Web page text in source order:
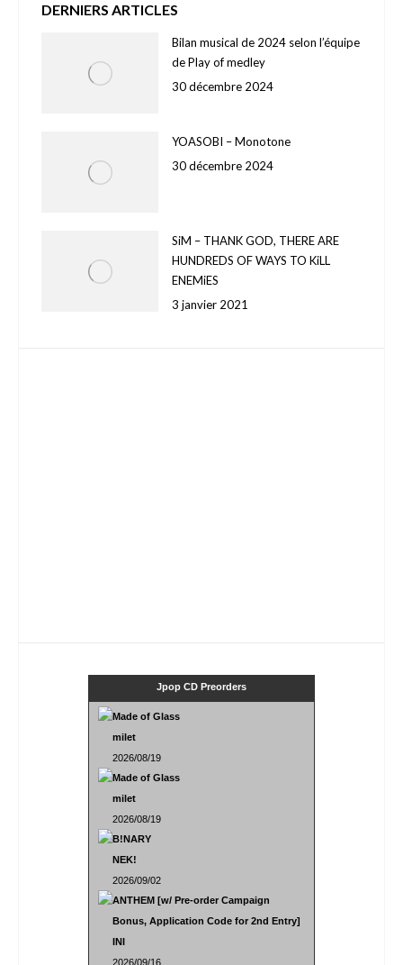
DERNIERS ARTICLES
Bilan musical de 2024 selon l’équipe
de Play of medley
30 décembre 2024
YOASOBI – Monotone
30 décembre 2024
SiM – THANK GOD, THERE ARE
HUNDREDS OF WAYS TO KiLL
ENEMiES
3 janvier 2021
Jpop CD Preorders
Made of Glass
milet
2026/08/19
Made of Glass
milet
2026/08/19
B!NARY
NEK!
2026/09/02
ANTHEM [w/ Pre-order Campaign
Bonus, Application Code for 2nd Entry]
INI
2026/09/16